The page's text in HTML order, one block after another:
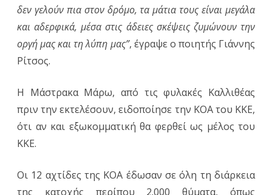
δεν γελούν πια στον δρόμο, τα μάτια τους είναι μεγάλα
και αδερφικά, μέσα στις άδειες σκέψεις ζυμώνουν την
οργή μας και τη λύπη μας”, έγραψε ο ποιητής Γιάννης
Ρίτσος.
Η Μάστρακα Μάρω, από τις φυλακές Καλλιθέας
πριν την εκτελέσουν, ειδοποίησε την ΚΟΑ του ΚΚΕ,
ότι αν και εξωκομματική θα φερθεί ως μέλος του
ΚΚΕ.
Οι 12 αχτίδες της ΚΟΑ έδωσαν σε όλη τη διάρκεια
της κατοχής περίπου 2.000 θύματα, όπως